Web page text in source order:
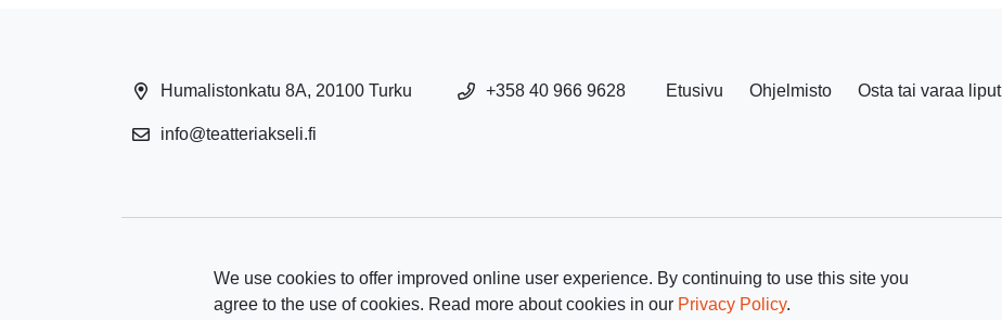
We use cookies to offer improved online user experience. By continuing to use this site you
agree to the use of cookies. Read more about cookies in our Privacy Policy.
Humalistonkatu 8A, 20100 Turku +358 40 966 9628
info@teatteriakseli.fi
Etusivu Ohjelmisto Osta tai varaa liput